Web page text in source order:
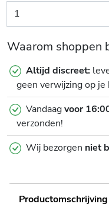
Waarom shoppen
Altijd discreet:
geen verwijzing op je
Vandaagvoor
verzonden!
Wij bezorgen niet
Productomschrijving